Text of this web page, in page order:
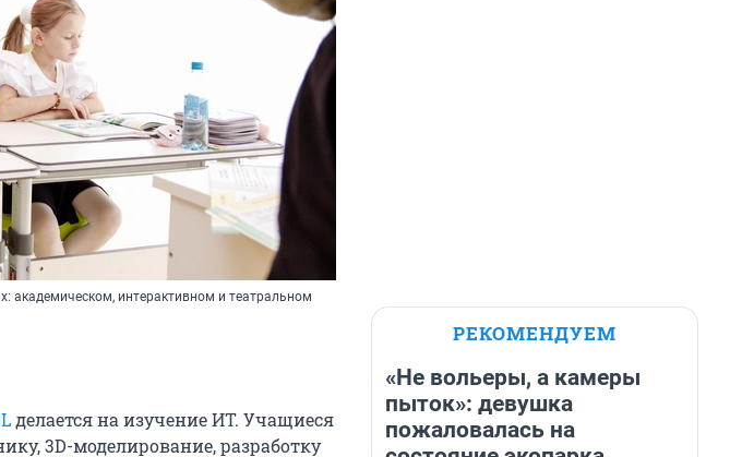
академическом, интерактивном и театральном
делается на изучение ИТ. Учащиеся
3D-моделирование, разработку
РЕКОМЕНДУЕМ
«Не вольеры, а камеры
пыток»: девушка
пожаловалась на